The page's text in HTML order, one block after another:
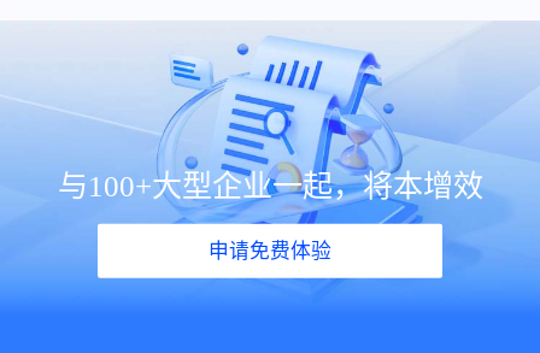
与100+大型企业一起，将本增效
申请免费体验